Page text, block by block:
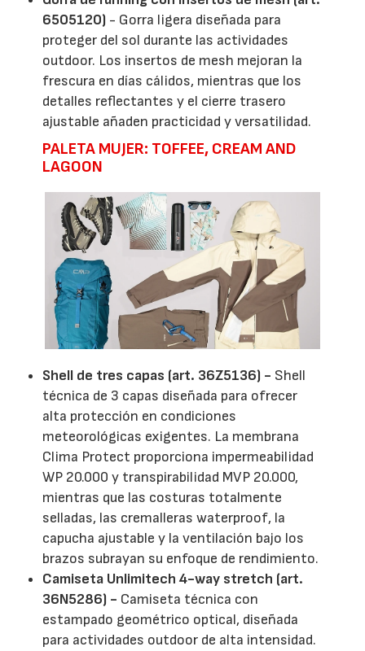
6505120) - Gorra ligera diseñada para
proteger del sol durante las actividades
outdoor. Los insertos de mesh mejoran la
frescura en días cálidos, mientras que los
detalles reflectantes y el cierre trasero
ajustable añaden practicidad y versatilidad.
PALETA MUJER: TOFFEE, CREAM AND
LAGOON
Shell de tres capas (art. 36Z5136) - Shell
técnica de 3 capas diseñada para ofrecer
alta protección en condiciones
meteorológicas exigentes. La membrana
Clima Protect proporciona impermeabilidad
WP 20.000 y transpirabilidad MVP 20.000,
mientras que las costuras totalmente
selladas, las cremalleras waterproof, la
capucha ajustable y la ventilación bajo los
brazos subrayan su enfoque de rendimiento.
Camiseta Unlimitech 4-way stretch (art.
36N5286) - Camiseta técnica con
estampado geométrico optical, diseñada
para actividades outdoor de alta intensidad.